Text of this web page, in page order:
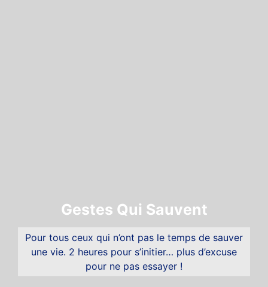
Gestes Qui Sauvent
Pour tous ceux qui n’ont pas le temps de sauver
une vie. 2 heures pour s’initier… plus d’excuse
pour ne pas essayer !